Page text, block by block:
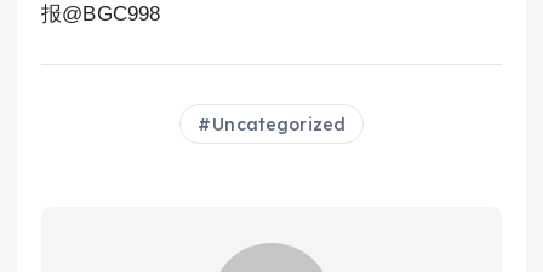
报@BGC998
Uncategorized